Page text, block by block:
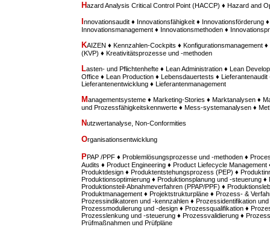
Hazard Analysis Critical Control Point (HACCP) ♦ Hazard and
nnovationsaudit ♦ Innovationsfähigkeit ♦ Innovationsförderung
Innovationsmanagement ♦ Innovationsmethoden ♦
KAIZEN ♦ Kennzahlen-Cockpits ♦ Konfigurationsmanagement
(KVP) ♦ Kreativitätsprozesse und -methoden
Lasten- und Pflichtenhefte ♦ Lean Administration ♦ Lean
Office ♦ Lean Production ♦ Lebensdauertests ♦ Lieferantenaudit
Lieferantenentwicklung ♦ Lieferantenmanagement
Managementsysteme ♦ Marketing-Stories ♦ Marktanalysen ♦
und Prozessfähigkeitskennwerte ♦ Mess-systemanalysen ♦
Nutzwertanalyse, Non-Conformities
Organisationsentwicklung
PPAP /PPF ♦ Problemlösungsprozesse und -methoden ♦
Audits ♦ Product Engineering ♦ Product Liefecycle
Produktdesign ♦ Produktentstehungsprozess (PEP) ♦
Produktionsoptimierung ♦ Produktionsplanung und -steuerung
Produktionsteil-Abnahmeverfahren (PPAP/PPF) ♦
Produktmanagement ♦ Projektstrukturpläne ♦ Prozess- &
Prozessindikatoren und -kennzahlen ♦ Prozessidentifikation
Prozessmodulierung und -design ♦ Prozessqualifikation ♦
Prozesslenkung und -steuerung ♦ Prozessvalidierung ♦
Prüfmaßnahmen und Prüfpläne